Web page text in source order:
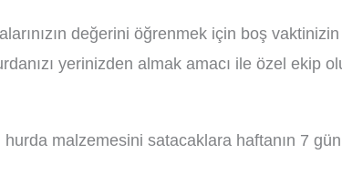
değerini öğrenmek için boş
yerinizden almak amacı ile özel ekip
malzemesini satacaklara haftanın 7